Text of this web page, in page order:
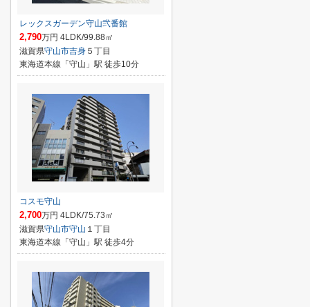
レックスガーデン守山弐番館
2,790万円 4LDK/99.88㎡
滋賀県守山市吉身 ５丁目
東海道本線「守山」駅 徒歩10分
コスモ守山
2,700万円 4LDK/75.73㎡
滋賀県守山市守山 １丁目
東海道本線「守山」駅 徒歩4分